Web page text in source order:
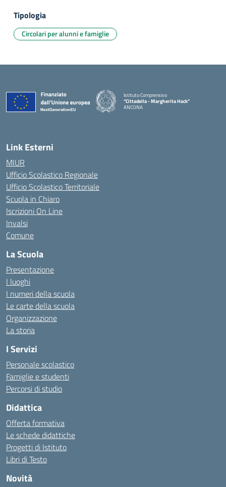
Tipologia
Circolari per alunni e famiglie
Istituto Comprensivo
“Cittadella - Margherita Hack”
ANCONA
Link Esterni
MIUR
Ufficio Scolastico Regionale
Ufficio Scolastico Territoriale
Scuola in Chiaro
Iscrizioni On Line
Invalsi
Comune
La Scuola
Presentazione
I luoghi
I numeri della scuola
Le carte della scuola
Organizzazione
La storia
I Servizi
Personale scolastico
Famiglie e studenti
Percorsi di studio
Didattica
Offerta formativa
Le schede didattiche
Progetti di Istituto
Libri di Testo
Novità